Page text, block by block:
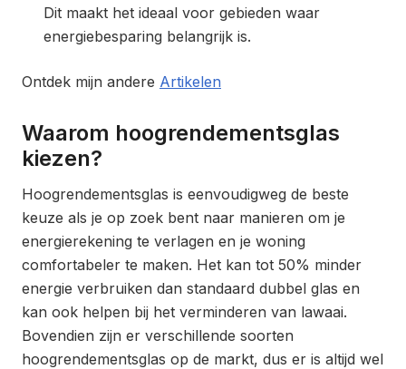
Dit maakt het ideaal voor gebieden waar
energiebesparing belangrijk is.
Ontdek mijn andere Artikelen
Waarom hoogrendementsglas
kiezen?
Hoogrendementsglas is eenvoudigweg de beste
keuze als je op zoek bent naar manieren om je
energierekening te verlagen en je woning
comfortabeler te maken. Het kan tot 50% minder
energie verbruiken dan standaard dubbel glas en
kan ook helpen bij het verminderen van lawaai.
Bovendien zijn er verschillende soorten
hoogrendementsglas op de markt, dus er is altijd wel